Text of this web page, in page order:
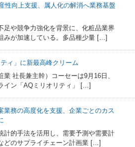
性向上支援、属人化の解消へ業務基盤
足や競争力強化を背景に、化粧品業界
みが加速している。多品種少量 […]
ィ」に新最高峰クリーム
社長兼主幹）コーセーは9月16日、
イン「AQミリオリティ」 […]
業務の高度化を支援、企業ごとのカス
計的手法を活用し、需要予測や需要計
どのサプライチェーン計画業 […]